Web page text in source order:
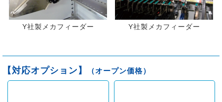
Y社製メカフィーダー Y社製メカフィーダー
【対応オプション】 （オープン価格）